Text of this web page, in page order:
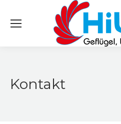
Kontakt